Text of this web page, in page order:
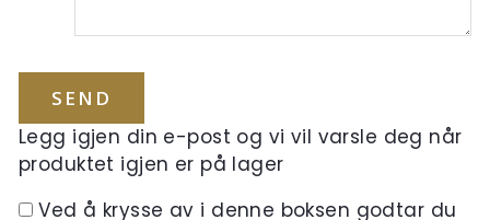
Legg igjen din e-post og vi vil varsle deg når
produktet igjen er på lager
Ved å krysse av i denne boksen godtar du